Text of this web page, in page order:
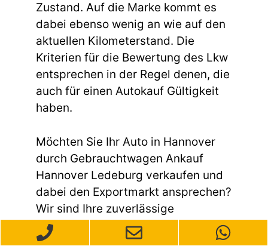
Zustand. Auf die Marke kommt es
dabei ebenso wenig an wie auf den
aktuellen Kilometerstand. Die
Kriterien für die Bewertung des Lkw
entsprechen in der Regel denen, die
auch für einen Autokauf Gültigkeit
haben.
Möchten Sie Ihr Auto in Hannover
durch Gebrauchtwagen Ankauf
Hannover Ledeburg verkaufen und
dabei den Exportmarkt ansprechen?
Wir sind Ihre zuverlässige
Anlaufstelle für den Autoverkauf mit
Fokus auf den Export. Unser